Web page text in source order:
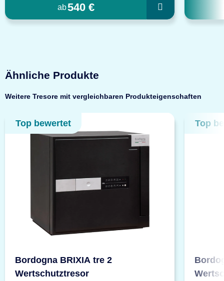
ab540 €
Ähnliche Produkte
Weitere Tresore mit vergleichbaren Produkteigenschaften
Top bewertet
Bordogna BRIXIA tre 2
Wertschutztresor
Top